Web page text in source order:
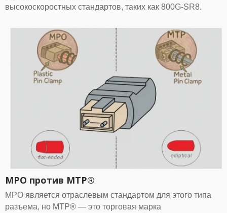
высокоскоростных стандартов, таких как 800G-SR8.
MPO против MTP®
MPO является отраслевым стандартом для этого типа
разъема, но MTP® — это торговая марка